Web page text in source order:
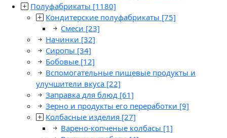
Полуфабрикаты [1180]
Кондитерские полуфабрикаты [75]
Смеси [23]
Начинки [32]
Сиропы [34]
Бобовые [12]
Вспомогательные пищевые продукты и
улучшители вкуса [22]
Заправка для блюд [61]
Зерно и продукты его переработки [9]
Колбасные изделия [27]
Варено-копченые колбасы [1]